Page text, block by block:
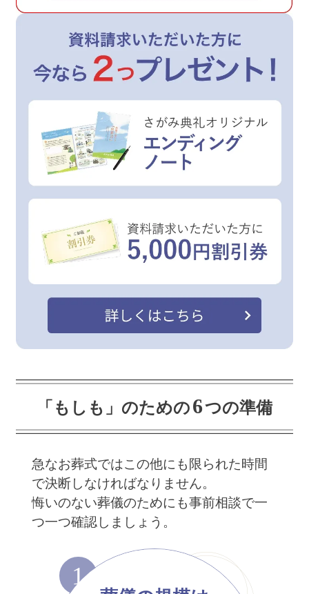
「もしも」のための6つの準備
急なお葬式ではこの他にも限られた時間
で決断しなければなりません。
悔いのない葬儀のためにも事前相談で一
つ一つ確認しましょう。
1